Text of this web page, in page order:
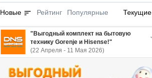
Новые sort Рейтинг Популярные Текущие
"Выгодный комплект на бытовую
технику Gorenje и Hisense!"
(22 Апреля - 11 Мая 2026)